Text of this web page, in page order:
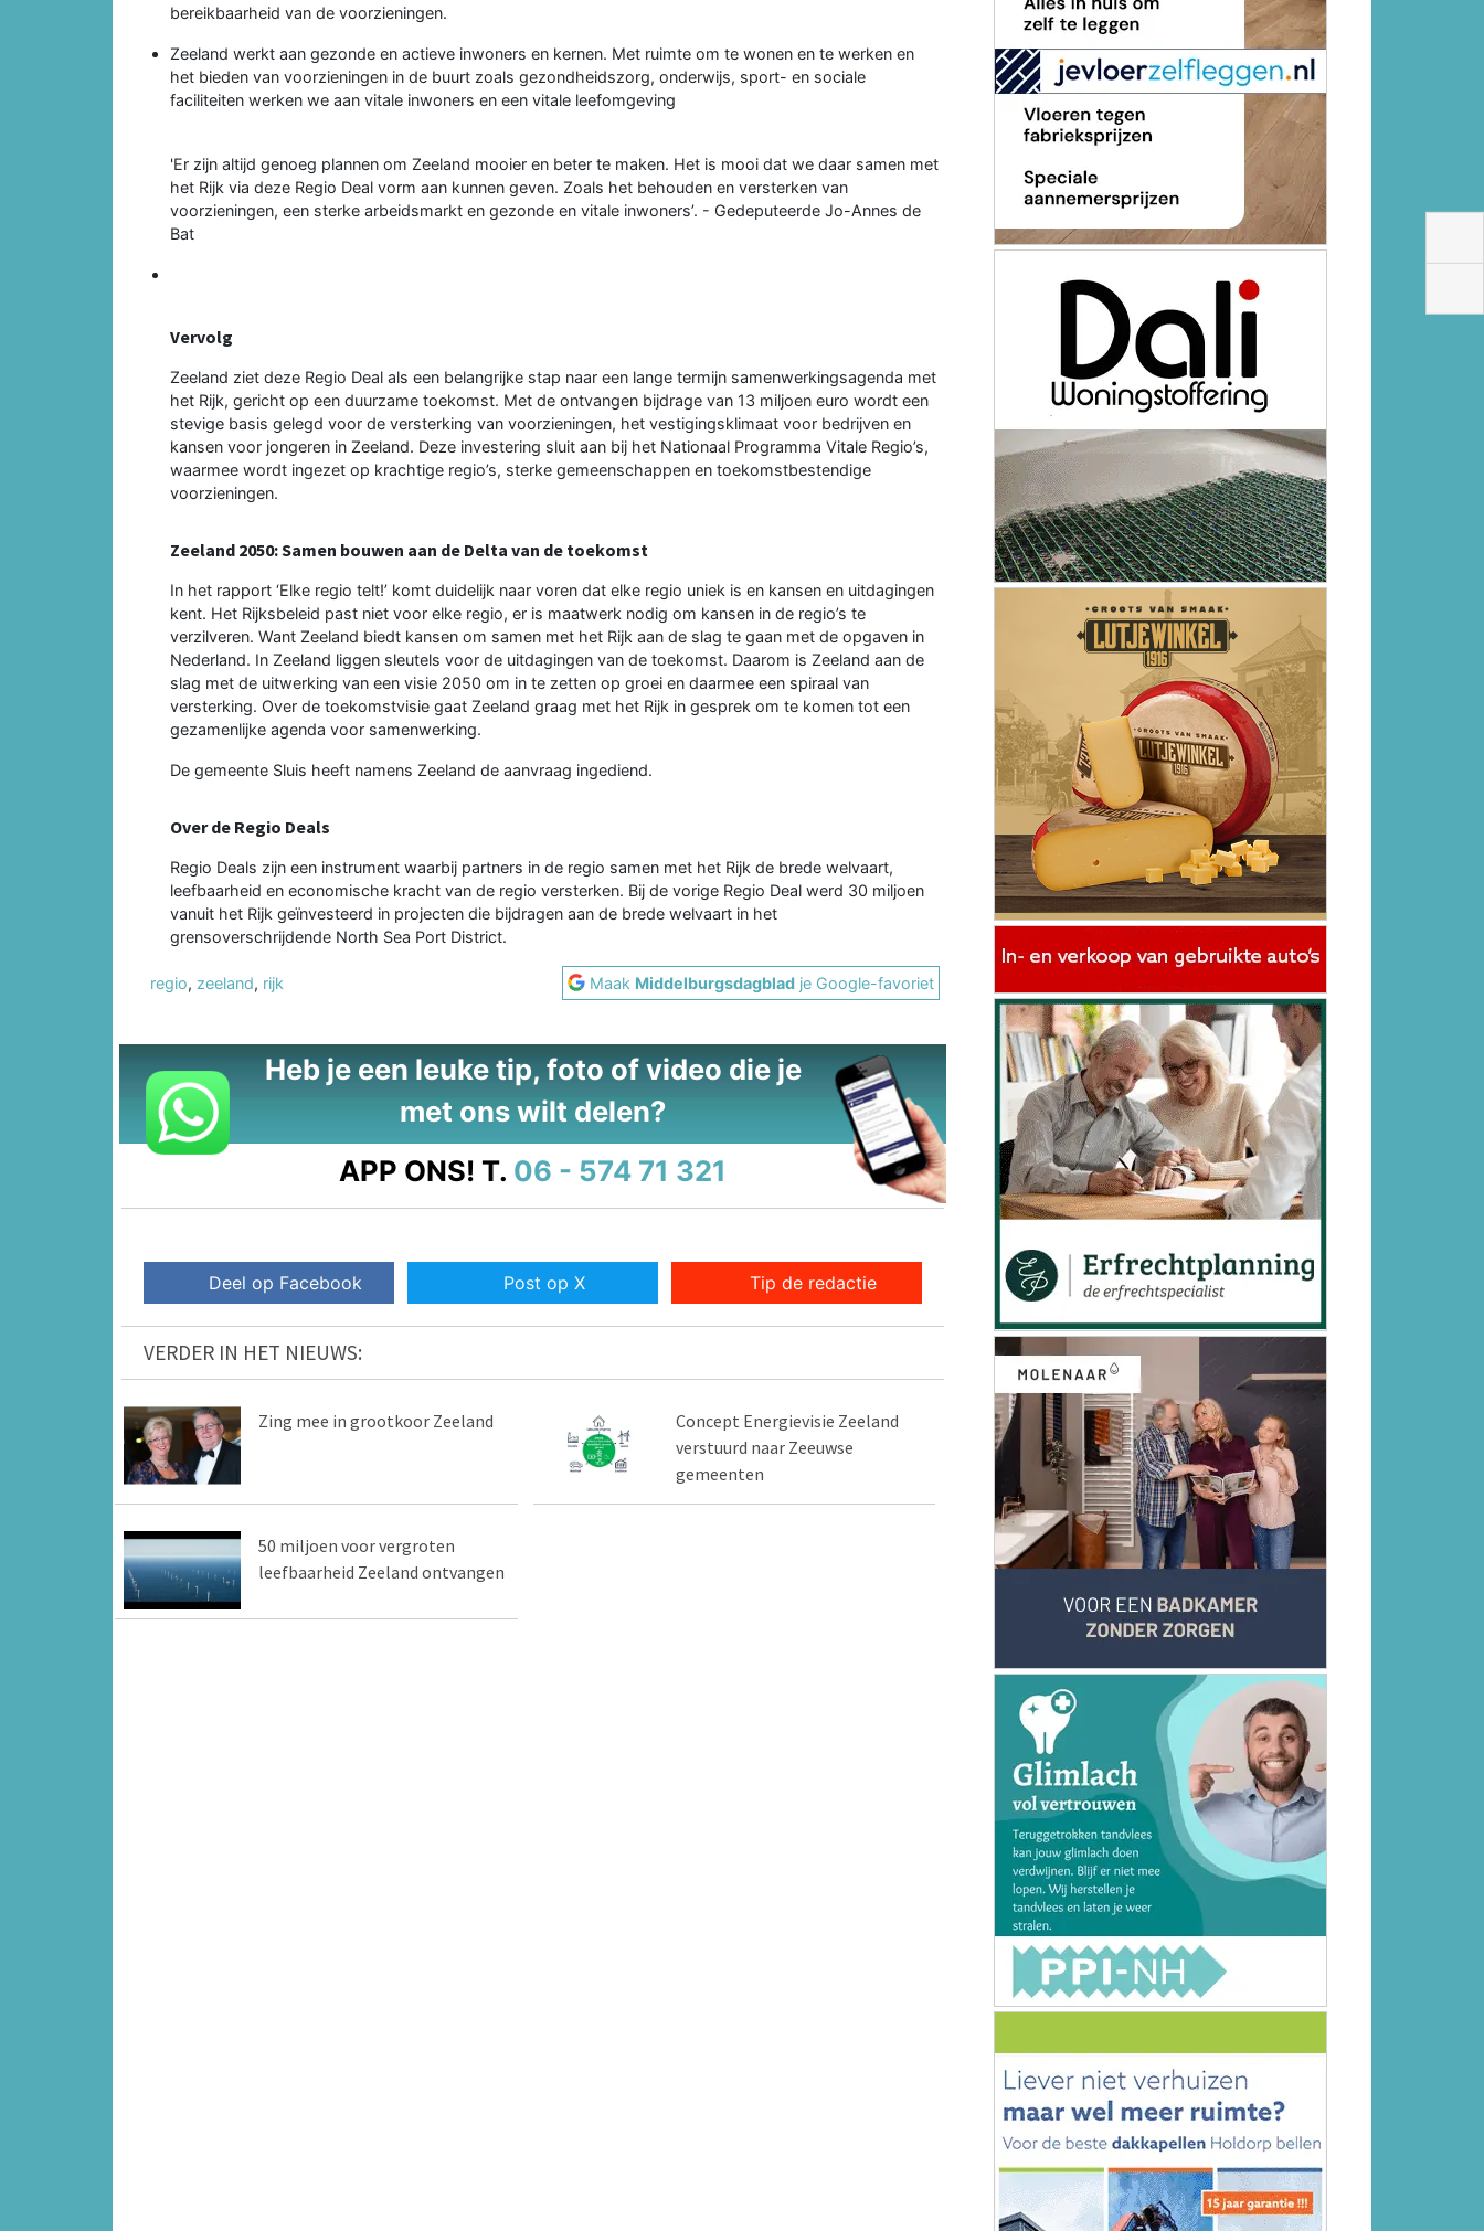
bereikbaarheid van de voorzieningen.
Zeeland werkt aan gezonde en actieve inwoners en kernen. Met ruimte om te wonen en te werken en
het bieden van voorzieningen in de buurt zoals gezondheidszorg, onderwijs, sport- en sociale
faciliteiten werken we aan vitale inwoners en een vitale leefomgeving
'Er zijn altijd genoeg plannen om Zeeland mooier en beter te maken. Het is mooi dat we daar samen met
het Rijk via deze Regio Deal vorm aan kunnen geven. Zoals het behouden en versterken van
voorzieningen, een sterke arbeidsmarkt en gezonde en vitale inwoners’. - Gedeputeerde Jo-Annes de
Bat
Vervolg
Zeeland ziet deze Regio Deal als een belangrijke stap naar een lange termijn samenwerkingsagenda met
het Rijk, gericht op een duurzame toekomst. Met de ontvangen bijdrage van 13 miljoen euro wordt een
stevige basis gelegd voor de versterking van voorzieningen, het vestigingsklimaat voor bedrijven en
kansen voor jongeren in Zeeland. Deze investering sluit aan bij het Nationaal Programma Vitale Regio’s,
waarmee wordt ingezet op krachtige regio’s, sterke gemeenschappen en toekomstbestendige
voorzieningen.
Zeeland 2050: Samen bouwen aan de Delta van de toekomst
In het rapport ‘Elke regio telt!’ komt duidelijk naar voren dat elke regio uniek is en kansen en uitdagingen
kent. Het Rijksbeleid past niet voor elke regio, er is maatwerk nodig om kansen in de regio’s te
verzilveren. Want Zeeland biedt kansen om samen met het Rijk aan de slag te gaan met de opgaven in
Nederland. In Zeeland liggen sleutels voor de uitdagingen van de toekomst. Daarom is Zeeland aan de
slag met de uitwerking van een visie 2050 om in te zetten op groei en daarmee een spiraal van
versterking. Over de toekomstvisie gaat Zeeland graag met het Rijk in gesprek om te komen tot een
gezamenlijke agenda voor samenwerking.
De gemeente Sluis heeft namens Zeeland de aanvraag ingediend.
Over de Regio Deals
Regio Deals zijn een instrument waarbij partners in de regio samen met het Rijk de brede welvaart,
leefbaarheid en economische kracht van de regio versterken. Bij de vorige Regio Deal werd 30 miljoen
vanuit het Rijk geïnvesteerd in projecten die bijdragen aan de brede welvaart in het
grensoverschrijdende North Sea Port District.
regio, zeeland, rijk Maak Middelburgsdagblad je Google-favoriet
Heb je een leuke tip, foto of video die je
met ons wilt delen?
APP ONS! T. 06 - 574 71 321
Deel op Facebook Post op X Tip de redactie
VERDER IN HET NIEUWS:
Zing mee in grootkoor Zeeland
Concept Energievisie Zeeland
verstuurd naar Zeeuwse
gemeenten
50 miljoen voor vergroten
leefbaarheid Zeeland ontvangen